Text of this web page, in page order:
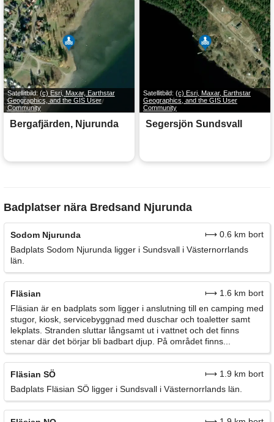
Satellitbild: (c) Esri, Maxar, Earthstar
Geographics, and the GIS User
Community
Bergafjärden, Njurunda
Satellitbild: (c) Esri, Maxar, Earthstar
Geographics, and the GIS User
Community
Segersjön Sundsvall
Badplatser nära Bredsand Njurunda
Sodom Njurunda
⟼ 0.6 km bort
Badplats Sodom Njurunda ligger i Sundsvall i Västernorrlands
län.
Fläsian
⟼ 1.6 km bort
Fläsian är en badplats som ligger i anslutning till en camping med
stugor, kiosk, servicebyggnad med duschar och toaletter samt
lekplats. Stranden sluttar långsamt ut i vattnet och det finns
stenar där det börjar bli badbart djup. På området finns...
Fläsian SÖ
⟼ 1.9 km bort
Badplats Fläsian SÖ ligger i Sundsvall i Västernorrlands län.